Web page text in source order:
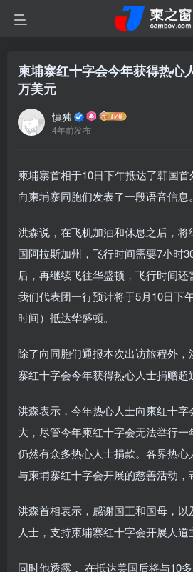
柬埔寨红十字会今年获得热心
万美元
慎独
4年前发布
柬埔寨首相于10日下午抵达了韩国
向柬埔寨同胞们发表了一段语音信息。
洪森说，在飞机加油和休息之后，
国阿拉斯加州，飞行时间需要7小时
后，再继续飞往华盛顿，飞行时间还
我们代表团一行预计将于5月10日下
时间）抵达华盛顿。
除了向同胞们通报本次出访旅程外
寨红十字会今年获得热心人士捐赠超
洪森表示，今年热心人士向柬红十字
大，尽管今年柬红十字会无法举行
仍然有众多热心人士捐款。各界热
与柬埔寨红十字会开展的慈善活动，
洪森首相表示，感谢国王和国母，
人士，支持柬埔寨红十字会开展人道
同时他透露， 在抵达美国后将与10